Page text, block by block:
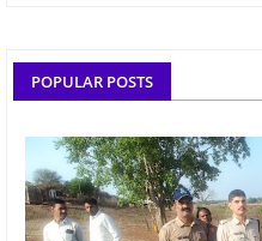
POPULAR POSTS